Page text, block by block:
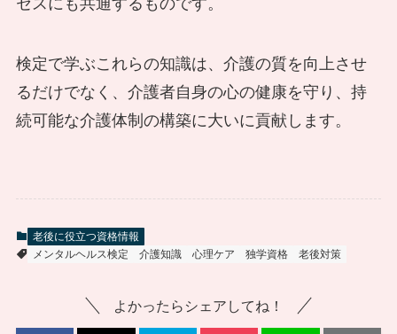
セスにも共通するものです。
検定で学ぶこれらの知識は、介護の質を向上させ
るだけでなく、介護者自身の心の健康を守り、持
続可能な介護体制の構築に大いに貢献します。
老後に役立つ資格情報
メンタルヘルス検定
介護知識 心理ケア 独学資格 老後対策
よかったらシェアしてね！